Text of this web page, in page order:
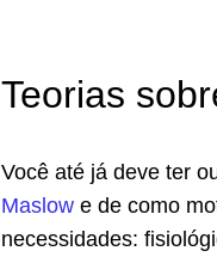
Teorias
Você até já deve ter
Maslow e de como
necessidades: